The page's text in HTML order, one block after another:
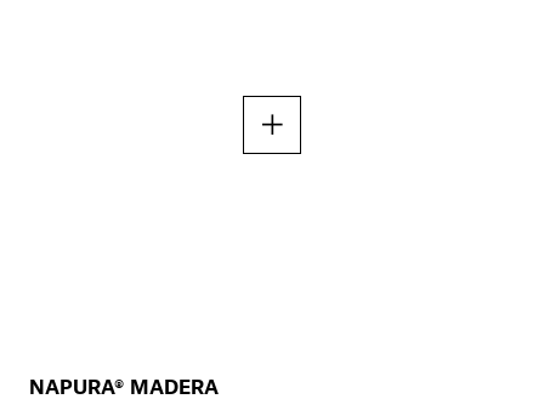
NAPURA® MADERA